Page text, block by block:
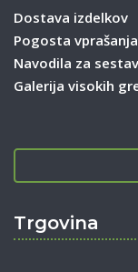
Dostava izdelkov
Pogosta vprašanja
Navodila za
Galerija visokih
Trgovina